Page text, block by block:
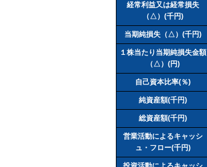
経常利益又は経常損失
（△）(千円)
当期純損失（△）(千円)
１株当たり当期純損失金額
（△）(円)
自己資本比率(％)
純資産額(千円)
総資産額(千円)
営業活動によるキャッシ
ュ・フロー(千円)